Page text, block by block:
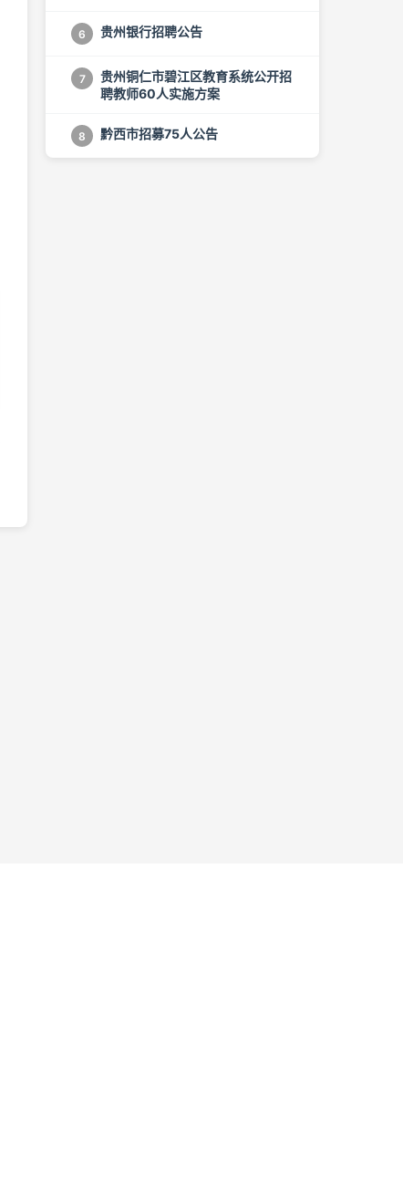
6 贵州银行招聘公告
7
贵州铜仁市碧江区教育系统公开招
聘教师60人实施方案
8 黔西市招募75人公告